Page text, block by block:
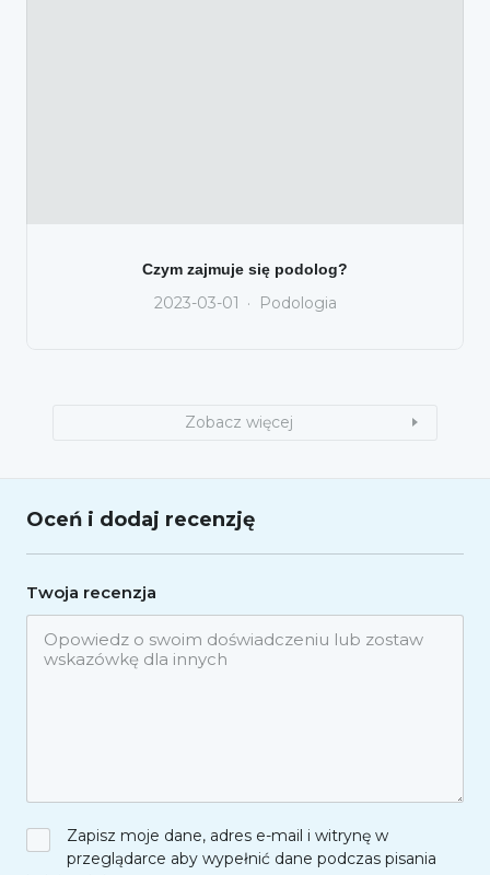
Czym zajmuje się podolog?
2023-03-01 Podologia
Zobacz więcej
Oceń i dodaj recenzję
Twoja recenzja
Zapisz moje dane, adres e-mail i witrynę w
przeglądarce aby wypełnić dane podczas pisania